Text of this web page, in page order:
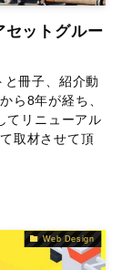
セットグルー
冊子、紹介動
ら8年が経ち、
てリニューアル
取材させて頂
Web Design